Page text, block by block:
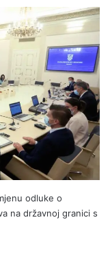
odluke o
na državnoj granici s